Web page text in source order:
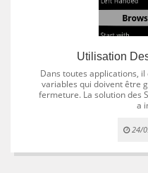
Utilisation
Dans toutes applications,
variables qui doivent être
fermeture. La solution des
a
24/